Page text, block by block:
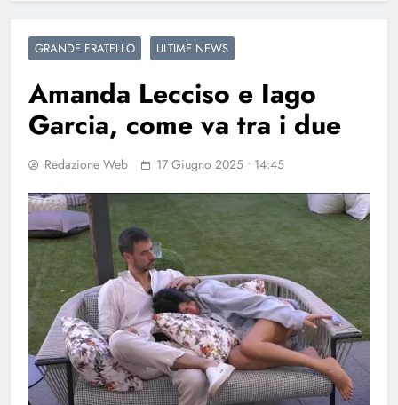
GRANDE FRATELLO ULTIME NEWS
Amanda Lecciso e Iago
Garcia, come va tra i due
Redazione Web 17 Giugno 2025 • 14:45